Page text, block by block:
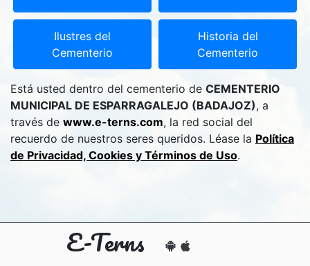
Ilustres del
Cementerio
Historia del
Cementerio
Está usted dentro del cementerio de CEMENTERIO
MUNICIPAL DE ESPARRAGALEJO (BADAJOZ), a
través de www.e-terns.com, la red social del
recuerdo de nuestros seres queridos. Léase la Política
de Privacidad, Cookies y Términos de Uso.
E-Terns